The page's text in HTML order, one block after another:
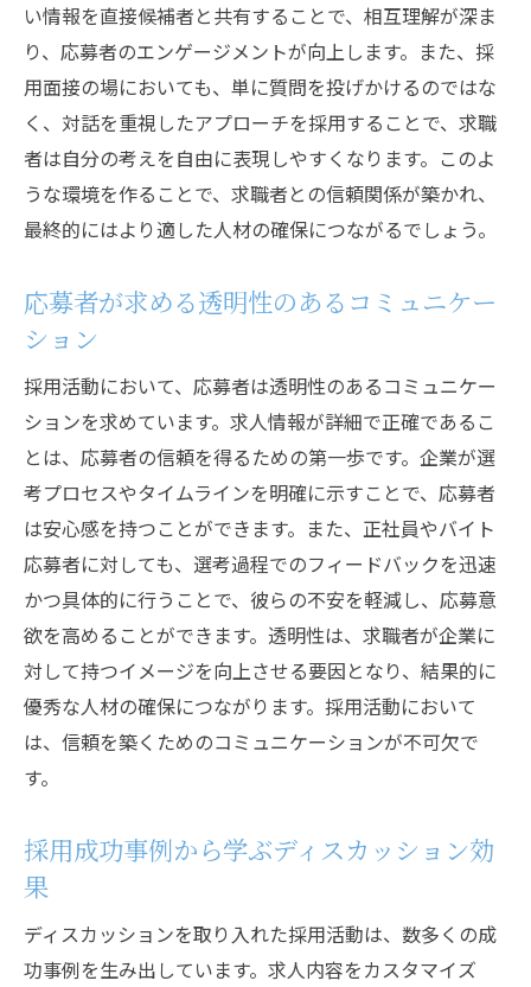
い情報を直接候補者と共有することで、相互理解が深ま
り、応募者のエンゲージメントが向上します。また、採
用面接の場においても、単に質問を投げかけるのではな
く、対話を重視したアプローチを採用することで、求職
者は自分の考えを自由に表現しやすくなります。このよ
うな環境を作ることで、求職者との信頼関係が築かれ、
最終的にはより適した人材の確保につながるでしょう。
応募者が求める透明性のあるコミュニケー
ション
採用活動において、応募者は透明性のあるコミュニケー
ションを求めています。求人情報が詳細で正確であるこ
とは、応募者の信頼を得るための第一歩です。企業が選
考プロセスやタイムラインを明確に示すことで、応募者
は安心感を持つことができます。また、正社員やバイト
応募者に対しても、選考過程でのフィードバックを迅速
かつ具体的に行うことで、彼らの不安を軽減し、応募意
欲を高めることができます。透明性は、求職者が企業に
対して持つイメージを向上させる要因となり、結果的に
優秀な人材の確保につながります。採用活動において
は、信頼を築くためのコミュニケーションが不可欠で
す。
採用成功事例から学ぶディスカッション効
果
ディスカッションを取り入れた採用活動は、数多くの成
功事例を生み出しています。求人内容をカスタマイズ